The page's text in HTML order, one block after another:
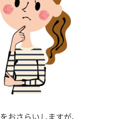
おさらいしますが、